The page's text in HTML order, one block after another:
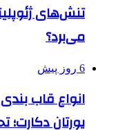
تنش‌های
می‌برد؟
6 روز پیش
انواع قاب
یورتان